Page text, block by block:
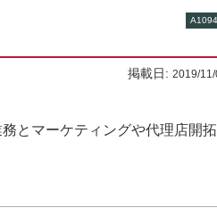
A1094
掲載日: 2019/
とマーケティングや代理店開拓